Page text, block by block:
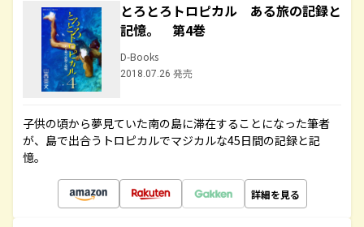
とろとろトロピカル ある旅の記録と
記憶。 第4巻
D-Books
2018.07.26 発売
子供の頃から夢見ていた南の島に滞在することになった筆者
が、島で出合うトロピカルでマジカルな45日間の記録と記
憶。
詳細を見る